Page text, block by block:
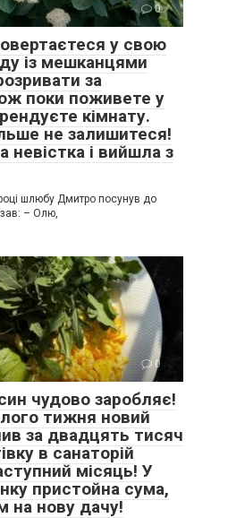
0
у свою
із мешканцями
за
поки поживете у
кімнату.
не залишитеся!
невістка і вийшла з
шлюбу Дмитро посунув до
– Олю,
0
чудово заробляє!
тижня новий
за двадцять тисяч
в санаторій
місяць! У
пристойна сума,
на нову дачу!